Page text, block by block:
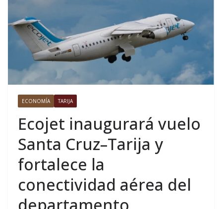
ECONOMÍA TARIJA
Ecojet inaugurará vuelo
Santa Cruz–Tarija y
fortalece la
conectividad aérea del
departamento